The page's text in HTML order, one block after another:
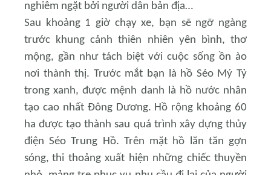
nghiêm ngặt bởi người dân bản địa…
Sau khoảng 1 giờ chạy xe, bạn sẽ ngỡ ngàng
trước khung cảnh thiên nhiên yên bình, thơ
mộng, gần như tách biệt với cuộc sống ồn ào
nơi thành thị. Trước mắt bạn là hồ Séo Mý Tỷ
trong xanh,được mệnh danh là hồ nước nhân
tạo cao nhất Đông Dương. Hồ rộng khoảng 60
ha được tạo thành sau quá trình xây dựng thủy
điện Séo Trung Hồ. Trên mặt hồ lăn tăn gợn
sóng, thi thoảng xuất hiện những chiếc thuyền